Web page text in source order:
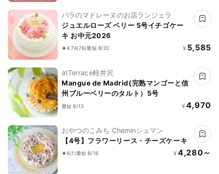
バラのマドレーヌのお店ランジェラ
ジュエルローズ ベリー 5号イチゴケー
キ お中元2026
4.74(76)最短 8/20 ¥ 5,585
atTerrace軽井沢
Mangue de Madrid(完熟マンゴーと信
州ブルーベリーのタルト）5号
最短 8/13 ¥ 4,970
おやつのこみち Cheminシュマン
【4号】フラワーリース・チーズケーキ
5(1)最短 8/16 ¥ 4,280～